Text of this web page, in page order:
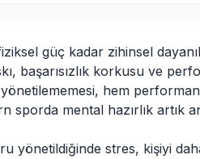
güç kadar zihinsel
başarısızlık korkusu ve
hem
mental hazırlık artık
yönetildiğinde stres, kişiyi